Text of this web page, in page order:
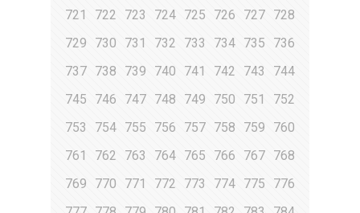
721
722 723 724 725 726 727 728
729
730 731 732 733 734 735
736
737 738 739 740 741 742 743
744
745
746 747 748 749 750 751
752
753
754 755 756 757 758 759
760
761
762 763 764 765 766 767 768
769
770 771 772 773 774 775
776